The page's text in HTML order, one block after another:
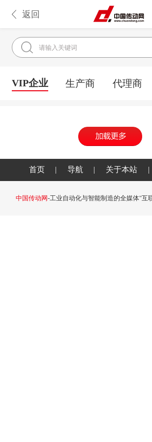
返回
VIP企业 生产商 代理商
首页 | 导航 | 关于本站 |
中国传动网-工业自动化与智能制造的全媒体"互